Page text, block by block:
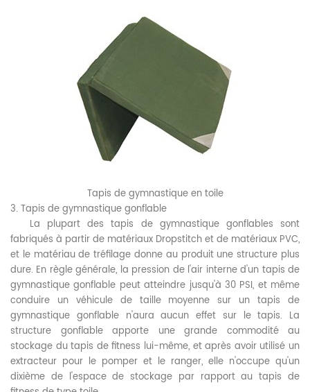
Tapis de gymnastique en toile
3. Tapis de gymnastique gonflable
La plupart des tapis de gymnastique gonflables sont
fabriqués à partir de matériaux Dropstitch et de matériaux PVC,
et le matériau de tréfilage donne au produit une structure plus
dure. En règle générale, la pression de l'air interne d'un tapis de
gymnastique gonflable peut atteindre jusqu'à 30 PSI, et même
conduire un véhicule de taille moyenne sur un tapis de
gymnastique gonflable n'aura aucun effet sur le tapis. La
structure gonflable apporte une grande commodité au
stockage du tapis de fitness lui-même, et après avoir utilisé un
extracteur pour le pomper et le ranger, elle n'occupe qu'un
dixième de l'espace de stockage par rapport au tapis de